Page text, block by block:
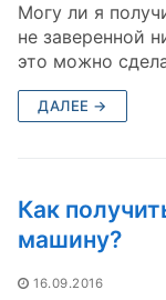
Могу ли я
не заверенной
это можно
ДАЛЕЕ →
Как
машину?
16.09.2016